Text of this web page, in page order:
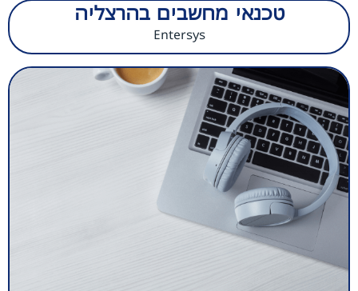
טכנאי מחשבים בהרצליה
Entersys